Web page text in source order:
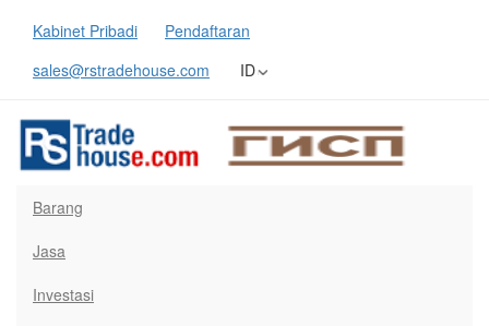
Kabinet Pribadi
Pendaftaran
sales@rstradehouse.com
ID
Barang
Jasa
Investasi